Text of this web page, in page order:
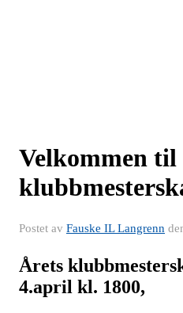
Velkommen til
Postet av Fauske IL Langrenn
Årets
4.april kl. 1800,